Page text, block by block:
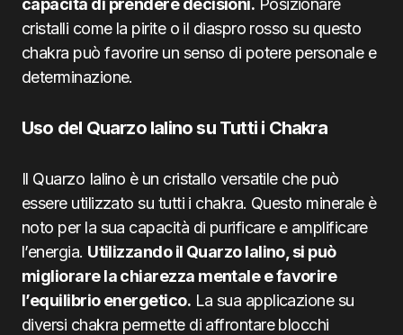
capacità di prendere decisioni. Posizionare
cristalli come la pirite o il diaspro rosso su questo
chakra può favorire un senso di potere personale e
determinazione.
Uso del Quarzo Ialino su Tutti i Chakra
Il Quarzo Ialino è un cristallo versatile che può
essere utilizzato su tutti i chakra. Questo minerale è
noto per la sua capacità di purificare e amplificare
l’energia. Utilizzando il Quarzo Ialino, si può
migliorare la chiarezza mentale e favorire
l’equilibrio energetico. La sua applicazione su
diversi chakra permette di affrontare blocchi